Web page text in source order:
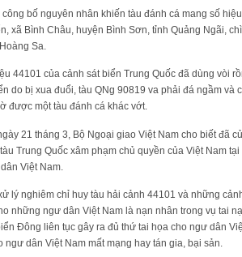
bố nguyên nhân khiến tàu đánh cá mang số
xã Bình Châu, huyện Bình Sơn, tỉnh Quảng Ngãi,
Sa.
44101 của cảnh sát biển Trung Quốc đã dùng vòi
do bị xua đuổi, tàu QNg 90819 va phải đá ngầm và
được một tàu đánh cá khác vớt.
21 tháng 3, Bộ Ngoại giao Việt Nam cho biết đã
Trung Quốc xâm phạm chủ quyền của Việt Nam
Việt Nam.
lý nghiêm chỉ huy tàu hải cảnh 44101 và những
những ngư dân Việt Nam là nạn nhân trong vụ tai
Đông liên tục gây ra đủ thứ tai họa cho ngư dân
dân Việt Nam mất mạng hay tán gia, bại sản.